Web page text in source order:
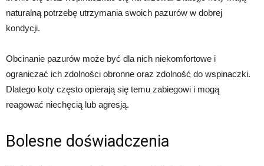
naturalną potrzebę utrzymania swoich pazurów w dobrej
kondycji.
Obcinanie pazurów może być dla nich niekomfortowe i
ograniczać ich zdolności obronne oraz zdolność do wspinaczki.
Dlatego koty często opierają się temu zabiegowi i mogą
reagować niechęcią lub agresją.
Bolesne doświadczenia